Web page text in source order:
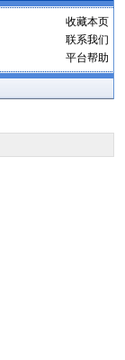
收藏本页
联系我们
平台帮助